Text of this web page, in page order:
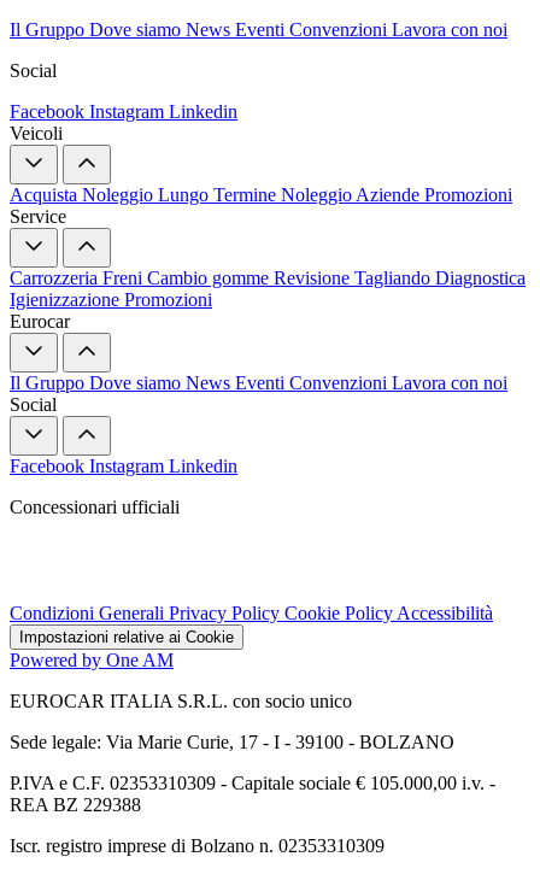
Il Gruppo Dove siamo News Eventi Convenzioni Lavora con noi
Social
Facebook Instagram Linkedin
Veicoli
Acquista Noleggio Lungo Termine Noleggio Aziende Promozioni
Service
Carrozzeria Freni Cambio gomme Revisione Tagliando Diagnostica
Igienizzazione Promozioni
Eurocar
Il Gruppo Dove siamo News Eventi Convenzioni Lavora con noi
Social
Facebook Instagram Linkedin
Concessionari ufficiali
Condizioni Generali Privacy Policy Cookie Policy Accessibilità
Impostazioni relative ai Cookie
Powered by One AM
EUROCAR ITALIA S.R.L. con socio unico
Sede legale: Via Marie Curie, 17 - I - 39100 - BOLZANO
P.IVA e C.F. 02353310309 - Capitale sociale € 105.000,00 i.v. -
REA BZ 229388
Iscr. registro imprese di Bolzano n. 02353310309